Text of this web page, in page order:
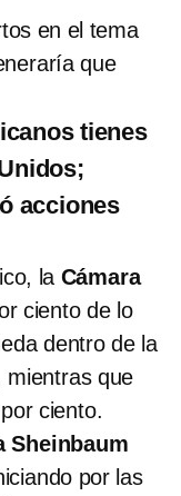
en el tema
que
tienes
acciones
la Cámara
ciento de lo
dentro de la
mientras que
ciento.
Sheinbaum
por las